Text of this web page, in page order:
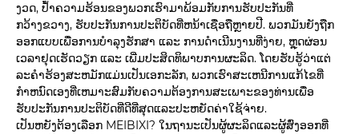
ງວດ, ປໍ້າຄວາມຮ້ອນຂອງພວກເຮົາມາພ້ອມກັບການຮັບປະກັນທີ່
ກວ້າງຂວາງ, ຮັບປະກັນການປະຕິບັດທີ່ຫນ້າເຊື່ອຖືຫຼາຍປີ. ພວກມັນຍັງຖືກ
ອອກແບບເພື່ອການບຳລຸງຮັກສາ ແລະ ການດໍາເນີນງານທີ່ງ່າຍ, ຫຼຸດຜ່ອນ
ເວລາຢຸດເຮັດວຽກ ແລະ ເພີ່ມປະສິດທິພາບການຜະລິດ. ໂດຍຮັບຮູ້ວ່າແຕ່
ລະຄໍາຮ້ອງສະຫມັກແມ່ນເປັນເອກະລັກ, ພວກເຮົາສະເຫນີການແກ້ໄຂທີ່
ກໍາຫນົດເອງທີ່ເຫມາະສົມກັບຄວາມຕ້ອງການສະເພາະຂອງທ່ານເພື່ອ
ຮັບປະກັນການປະຕິບັດທີ່ດີທີ່ສຸດແລະປະຫຍັດຄ່າໃຊ້ຈ່າຍ.
ເປັນຫຍັງຕ້ອງເລືອກ MEIBIXI? ໃນຖານະເປັນຜູ້ຜະລິດແລະຜູ້ສົ່ງອອກທີ່